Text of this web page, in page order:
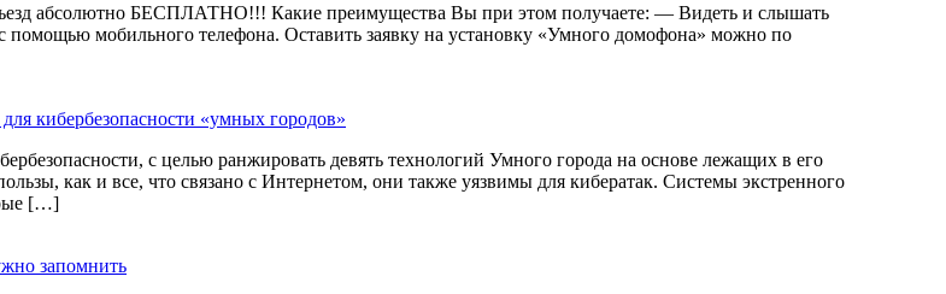
абсолютно БЕСПЛАТНО!!! Какие преимущества Вы при этом получаете: — Видеть и слышать
мобильного телефона. Оставить заявку на установку «Умного домофона» можно по
кибербезопасности «умных городов»
с целью ранжировать девять технологий Умного города на основе лежащих в его
как и все, что связано с Интернетом, они также уязвимы для кибератак. Системы экстренного
[…]
запомнить